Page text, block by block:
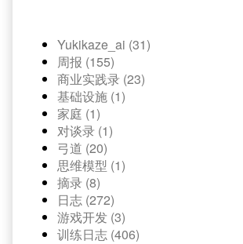
Yukikaze_ai (31)
周报 (155)
商业实践录 (23)
基础设施 (1)
家庭 (1)
对谈录 (1)
弓道 (20)
思维模型 (1)
摘录 (8)
日志 (272)
游戏开发 (3)
训练日志 (406)